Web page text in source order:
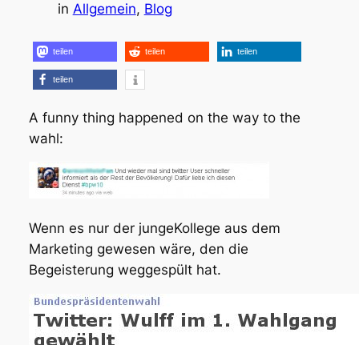
in Allgemein, Blog
teilen teilen teilen
teilen
A funny thing happened on the way to the
wahl:
Wenn es nur der jungeKollege aus dem
Marketing gewesen wäre, den die
Begeisterung weggespült hat.